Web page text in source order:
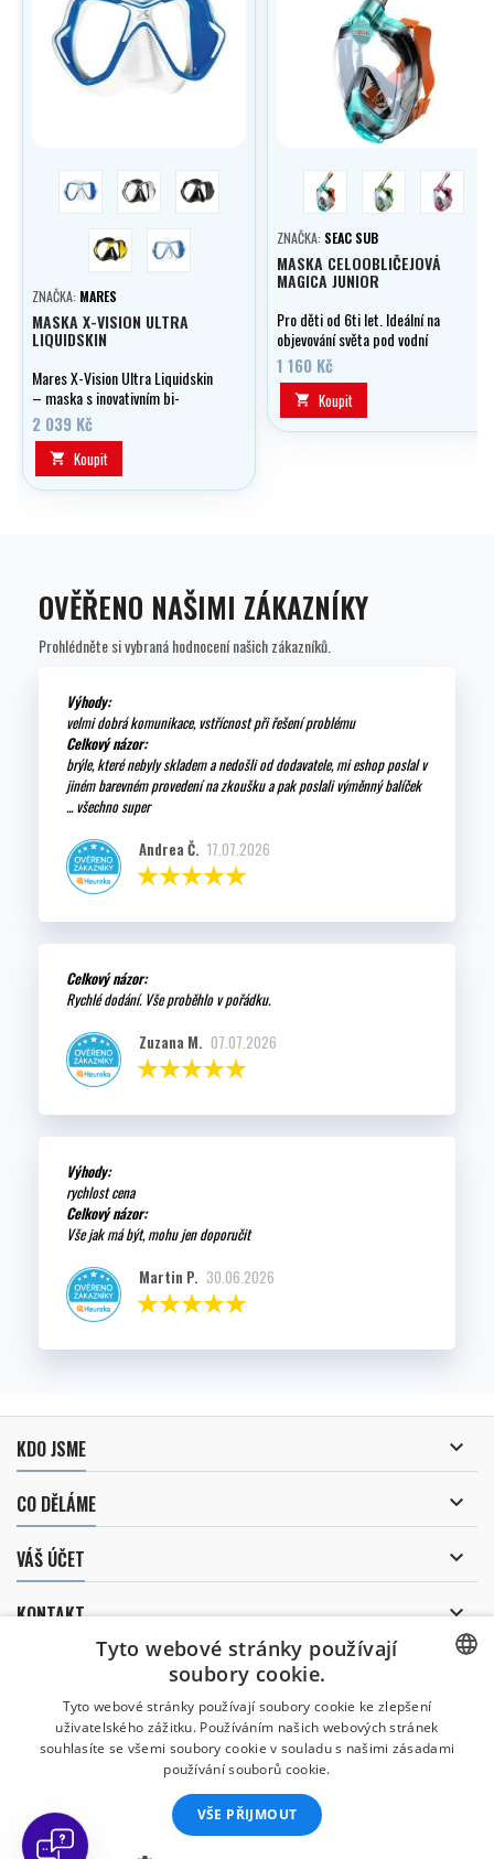
bílá/modráčerný silikon/bíláčerný silikon/černá
černý silikon/žlutá
trans/modrá
ZNAČKA: MARES
MASKA X-VISION ULTRA
LIQUIDSKIN
Mares X-Vision Ultra Liquidskin
– maska s inovativním bi-
silikonem, rozšířeným zorným
polem o 20 %, nízkým objemem
a ergonomickým „X“-páskem.
Maximální pohodlí, skvělý výhled a
přizpůsobivý design pro každý
2 039 Kč
 Koupit
modrá zelená růžová
ZNAČKA: SEAC SUB
MASKA CELOOBLIČEJOVÁ
MAGICA JUNIOR
Pro děti od 6ti let. Ideální na
objevování světa pod vodní
hladinou.
1 160 Kč
 Koupit
OVĚŘENO NAŠIMI ZÁKAZNÍKY
Prohlédněte si vybraná hodnocení našich zákazníků.
Výhody:
velmi dobrá komunikace, vstřícnost při řešení problému
Celkový názor:
brýle, které nebyly skladem a nedošli od dodavatele, mi eshop poslal v
jiném barevném provedení na zkoušku a pak poslali výměnný balíček
... všechno super
Andrea Č. 17.07.2026
Celkový názor:
Rychlé dodání. Vše proběhlo v pořádku.
Zuzana M. 07.07.2026
Výhody:
rychlost cena
Celkový názor:
Vše jak má být, mohu jen doporučit
Martin P. 30.06.2026
KDO JSME 
CO DĚLÁME 
VÁŠ ÚČET 
KONTAKT 
ODBĚR NOVINEK
Uděluji souhlas se
zpracováním osobních údajů.
CZECH
Tyto webové stránky používají
soubory cookie.
Tyto webové stránky používají soubory cookie ke zlepšení
uživatelského zážitku. Používáním našich webových stránek
souhlasíte se všemi soubory cookie v souladu s našimi zásadami
používání souborů cookie.
VŠE PŘIJMOUT